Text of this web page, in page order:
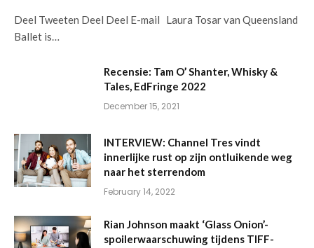
Deel Tweeten Deel Deel E-mail Laura Tosar van Queensland
Ballet is…
Recensie: Tam O’ Shanter, Whisky &
Tales, EdFringe 2022
December 15, 2021
INTERVIEW: Channel Tres vindt
innerlijke rust op zijn ontluikende weg
naar het sterrendom
February 14, 2022
Rian Johnson maakt ‘Glass Onion’-
spoilerwaarschuwing tijdens TIFF-